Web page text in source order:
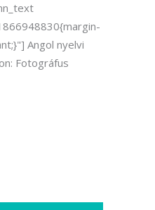
Angol nyelvi
Fotográfus